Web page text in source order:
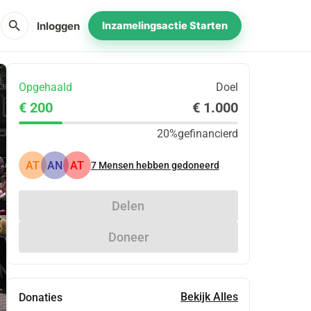
search Inloggen Inzamelingsactie Starten
Opgehaald Doel
€ 200 € 1.000
20%gefinancierd
AT AN AT 7 Mensen hebben gedoneerd
Delen
Doneer
Donaties Bekijk Alles